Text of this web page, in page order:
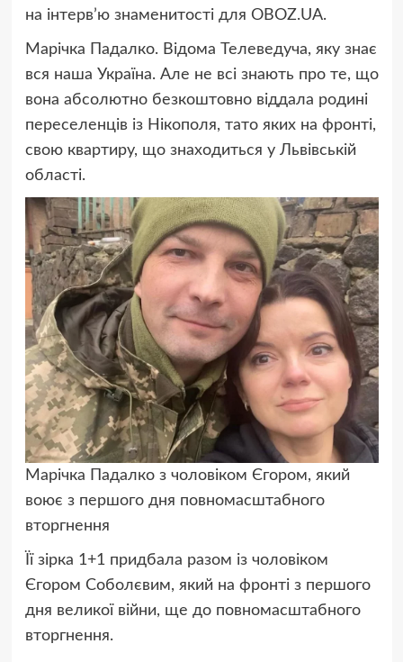
на інтерв’ю знаменитості для OBOZ.UA.
Марічка Падалко. Відома Телеведуча, яку знає
вся наша Україна. Але не всі знають про те, що
вона абсолютно безкоштовно віддала родині
переселенців із Нікополя, тато яких на фронті,
свою квартиру, що знаходиться у Львівській
області.
Марічка Падалко з чоловіком Єгором, який
воює з першого дня повномасштабного
вторгнення
Її зірка 1+1 придбала разом із чоловіком
Єгором Соболєвим, який на фронті з першого
дня великої війни, ще до повномасштабного
вторгнення.